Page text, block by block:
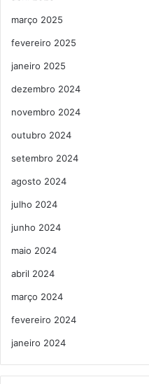
março 2025
fevereiro 2025
janeiro 2025
dezembro 2024
novembro 2024
outubro 2024
setembro 2024
agosto 2024
julho 2024
junho 2024
maio 2024
abril 2024
março 2024
fevereiro 2024
janeiro 2024